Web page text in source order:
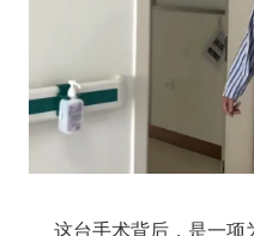
这台手术背后，是一项